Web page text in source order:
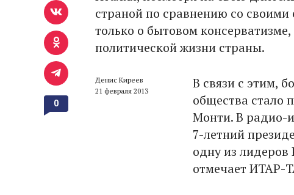
страной по сравнению со
только о бытовом
политической жизни страны.
Денис Киреев
21 февраля 2013
В связи с этим,
общества стало
Монти. В радио-
7-летний
одну из
отмечает ИТАР-
0